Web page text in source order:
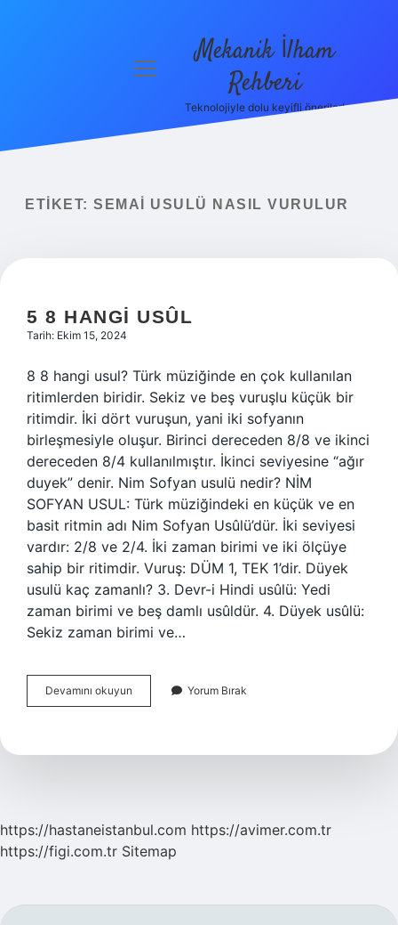
menüyü
Mekanik İlham
Rehberi
Teknolojiyle dolu keyifli öneriler!
ETIKET: SEMAI USULÜ NASIL VURULUR
5 8 HANGI USÛL
Tarih: Ekim 15, 2024
8 8 hangi usul? Türk müziğinde en çok kullanılan
ritimlerden biridir. Sekiz ve beş vuruşlu küçük bir
ritimdir. İki dört vuruşun, yani iki sofyanın
birleşmesiyle oluşur. Birinci dereceden 8/8 ve ikinci
dereceden 8/4 kullanılmıştır. İkinci seviyesine “ağır
duyek” denir. Nim Sofyan usulü nedir? NİM
SOFYAN USUL: Türk müziğindeki en küçük ve en
basit ritmin adı Nim Sofyan Usûlü’dür. İki seviyesi
vardır: 2/8 ve 2/4. İki zaman birimi ve iki ölçüye
sahip bir ritimdir. Vuruş: DÜM 1, TEK 1’dir. Düyek
usulü kaç zamanlı? 3. Devr-i Hindi usûlü: Yedi
zaman birimi ve beş damlı usûldür. 4. Düyek usûlü:
Sekiz zaman birimi ve…
Devamını okuyun
8
Yorum Bırak
https://hastaneistanbul.com https://avimer.com.tr
https://figi.com.tr Sitemap